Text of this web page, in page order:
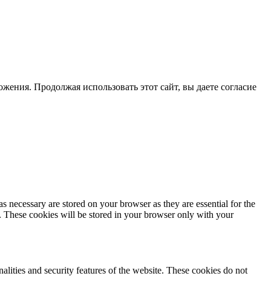
Продолжая использовать этот сайт, вы даете согласие
are stored on your browser as they are essential for the
These cookies will be stored in your browser only with your
and security features of the website. These cookies do not